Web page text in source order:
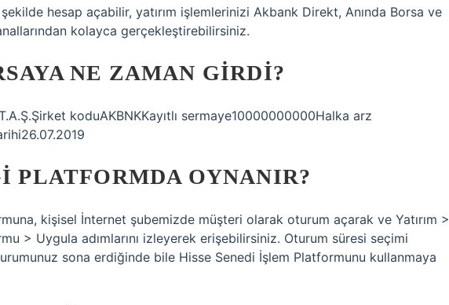
hesap açabilir, yatırım işlemlerinizi Akbank Direkt, Anında Borsa ve
kolayca gerçekleştirebilirsiniz.
NE ZAMAN GIRDI?
koduAKBNKKayıtlı sermaye10000000000Halka arz
PLATFORMDA OYNANIR?
kişisel İnternet şubemizde müşteri olarak oturum açarak ve Yatırım >
> Uygula adımlarını izleyerek erişebilirsiniz. Oturum süresi seçimi
sona erdiğinde bile Hisse Senedi İşlem Platformunu kullanmaya